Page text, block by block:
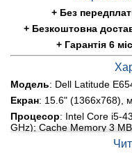
+ Без
+ Безкоштовна
+ Гарантія 6
Модель: Dell Latitude
Екран: 15.6" (1366x768),
Процесор: Intel Core i5-
GHz); Cache Memory 3 MB
: 8